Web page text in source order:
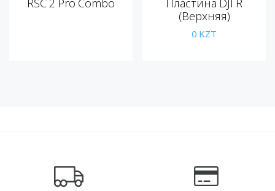
RSC 2 Pro Combo
Пластина DJI R
(верхняя)
0 KZT